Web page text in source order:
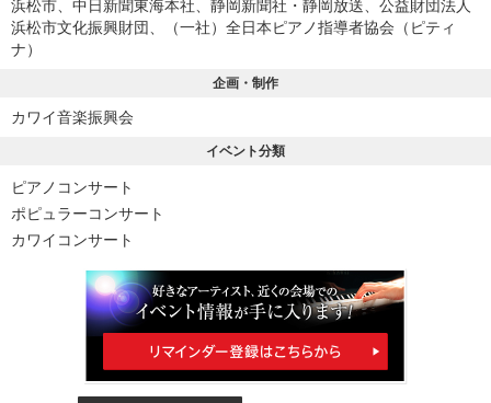
浜松市、中日新聞東海本社、静岡新聞社・静岡放送、公益財団法人
浜松市文化振興財団、（一社）全日本ピアノ指導者協会（ピティ
ナ）
企画・制作
カワイ音楽振興会
イベント分類
ピアノコンサート
ポピュラーコンサート
カワイコンサート